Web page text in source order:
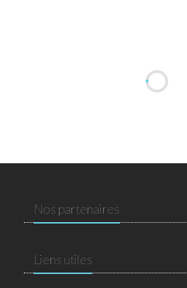
Nos partenaires
Liens utiles